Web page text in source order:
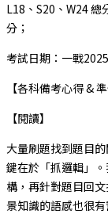
L18、S20、W24 總
分；
考試日期：一戰
【各科備考心得 &
【閱讀】
大量刷題找到題目
鍵在於「抓邏輯」
構，再針對題目回
景知識的語感也很